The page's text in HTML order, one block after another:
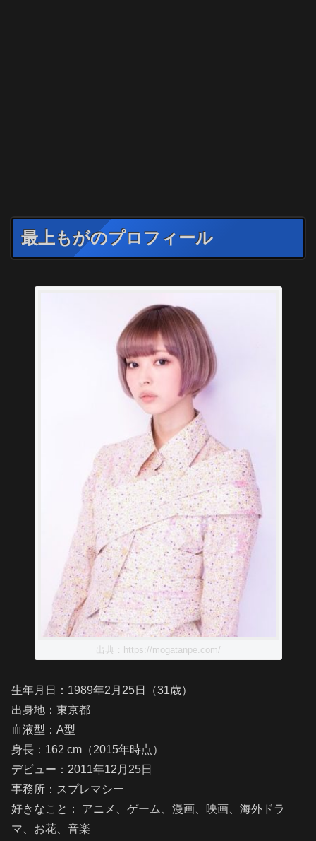
最上もがのプロフィール
出典：https://mogatanpe.com/
生年月日：1989年2月25日（31歳）
出身地：東京都
血液型：A型
身長：162 cm（2015年時点）
デビュー：2011年12月25日
事務所：スプレマシー
好きなこと： アニメ、ゲーム、漫画、映画、海外ドラ
マ、お花、音楽